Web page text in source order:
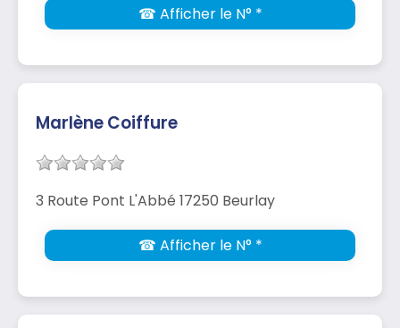
☎ Afficher le N° *
Marlène Coiffure
3 Route Pont L'Abbé 17250 Beurlay
☎ Afficher le N° *